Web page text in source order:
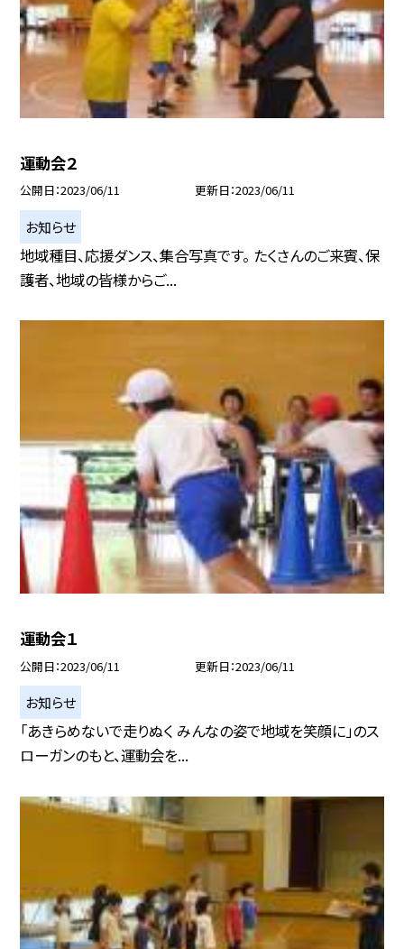
運動会２
公開日 2023/06/11 更新日 2023/06/11
お知らせ
地域種目、応援ダンス、集合写真です。 たくさんのご来賓、保
護者、地域の皆様からご...
運動会１
公開日 2023/06/11 更新日 2023/06/11
お知らせ
「あきらめないで走りぬく みんなの姿で地域を笑顔に」のス
ローガンのもと、運動会を...